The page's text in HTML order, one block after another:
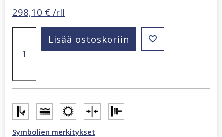
298,10 € /rll
Gallery
x
3,4
valokuvatapetti
monivärinen
47323
Lisää ostoskoriin
Symbolien merkitykset